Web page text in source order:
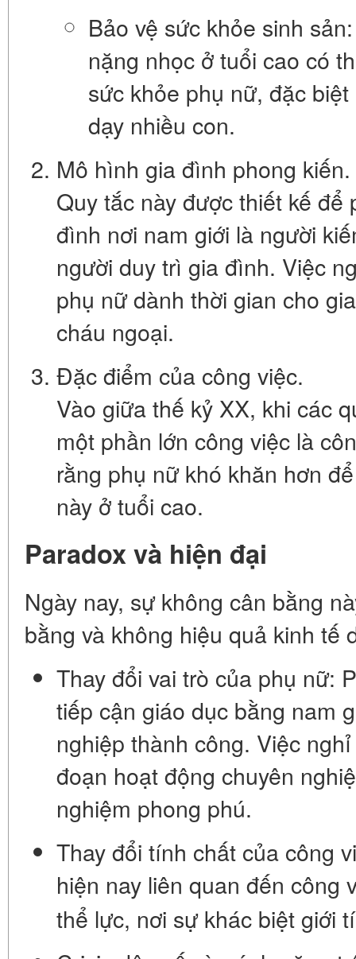
Bảo vệ sức khỏe sinh sản:
nặng nhọc ở tuổi cao có
sức khỏe phụ nữ, đặc
dạy nhiều con.
Mô hình gia đình phong kiến.
Quy tắc này được thiết kế
đình nơi nam giới là người
người duy trì gia đình. Việc
phụ nữ dành thời gian cho
cháu ngoại.
Đặc điểm của công việc.
Vào giữa thế kỷ XX, khi các
một phần lớn công việc là
rằng phụ nữ khó khăn hơn
này ở tuổi cao.
Paradox và hiện đại
Ngày nay, sự không cân bằng
bằng và không hiệu quả kinh tế
Thay đổi vai trò của phụ nữ:
tiếp cận giáo dục bằng nam
nghiệp thành công. Việc
đoạn hoạt động chuyên
nghiệm phong phú.
Thay đổi tính chất của công
hiện nay liên quan đến công
thể lực, nơi sự khác biệt giới